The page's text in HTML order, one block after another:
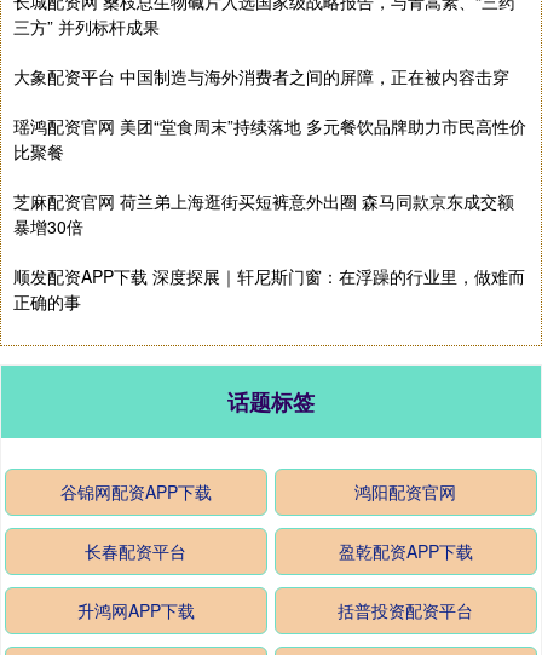
三方” 并列标杆成果
大象配资平台 中国制造与海外消费者之间的屏障，正在被内容击穿
瑶鸿配资官网 美团“堂食周末”持续落地 多元餐饮品牌助力市民高性价
比聚餐
芝麻配资官网 荷兰弟上海逛街买短裤意外出圈 森马同款京东成交额
暴增30倍
顺发配资APP下载 深度探展｜轩尼斯门窗：在浮躁的行业里，做难而
正确的事
话题标签
谷锦网配资APP下载 鸿阳配资官网
长春配资平台 盈乾配资APP下载
升鸿网APP下载 括普投资配资平台